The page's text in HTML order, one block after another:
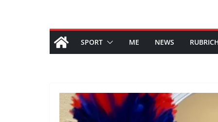
SPORT ME NEWS